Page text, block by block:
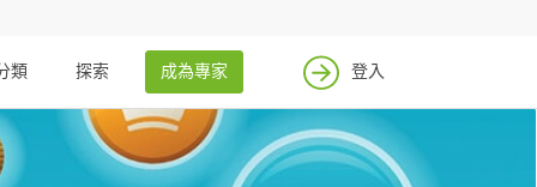
類 探索 成為專家 登入